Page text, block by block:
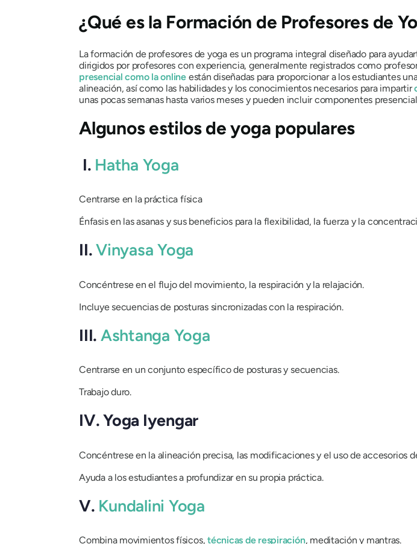
¿Qué es la Formación de Profesores de
La formación de profesores de yoga es un programa integral diseñado para
dirigidos por profesores con experiencia, generalmente registrados como
presencial como la online están diseñadas para proporcionar a los estudiantes
alineación, así como las habilidades y los conocimientos necesarios para impartir
unas pocas semanas hasta varios meses y pueden incluir componentes
Algunos estilos de yoga populares
I. Hatha Yoga
Centrarse en la práctica física
Énfasis en las asanas y sus beneficios para la flexibilidad, la fuerza y ​​la
II.Vinyasa Yoga
Concéntrese en el flujo del movimiento, la respiración y la relajación.
Incluye secuencias de posturas sincronizadas con la respiración.
III. Ashtanga Yoga
Centrarse en un conjunto específico de posturas y secuencias.
Trabajo duro.
IV. Yoga Iyengar
Concéntrese en la alineación precisa, las modificaciones y el uso de accesorios
Ayuda a los estudiantes a profundizar en su propia práctica.
V. Kundalini Yoga
Combina movimientos físicos,técnicas de respiración, meditación y mantras.